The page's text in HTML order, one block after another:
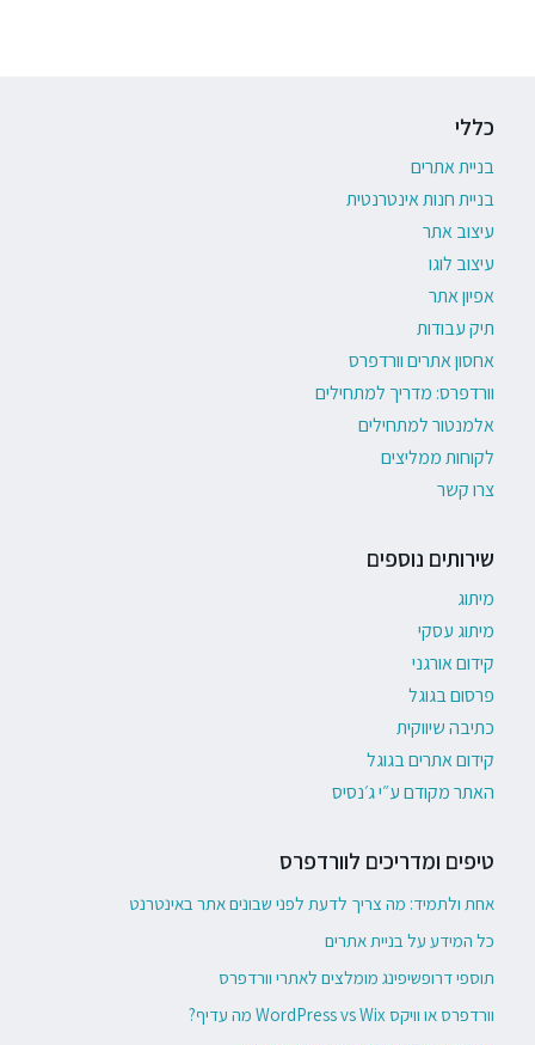
כללי
בניית אתרים
בניית חנות אינטרנטית
עיצוב אתר
עיצוב לוגו
אפיון אתר
תיק עבודות
אחסון אתרים וורדפרס
וורדפרס: מדריך למתחילים
אלמנטור למתחילים
לקוחות ממליצים
צרו קשר
שירותים נוספים
מיתוג
מיתוג עסקי
קידום אורגני
פרסום בגוגל
כתיבה שיווקית
קידום אתרים בגוגל
האתר מקודם ע״י ג׳נסיס
טיפים ומדריכים לוורדפרס
אחת ולתמיד: מה צריך לדעת לפני שבונים אתר באינטרנט
כל המידע על בניית אתרים
תוספי דרופשיפינג מומלצים לאתרי וורדפרס
וורדפרס או וויקס WordPress vs Wix מה עדיף?